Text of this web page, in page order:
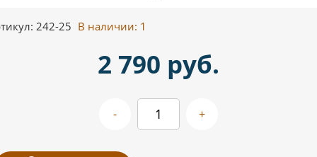
242-25 В наличии: 1
2 790 руб.
- +